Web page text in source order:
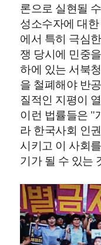
론으로 실현될
성소수자에 대
에서 특히 극심
쟁 당시에 민중
하에 있는 서북
을 철폐해야 반
질적인 지평이
이런 법률들은 "
라 한국사회 인
시키고 이 사회
기가 될 수 있는